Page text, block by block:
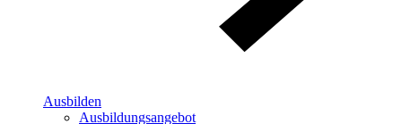
Ausbilden
Ausbildungsangebot